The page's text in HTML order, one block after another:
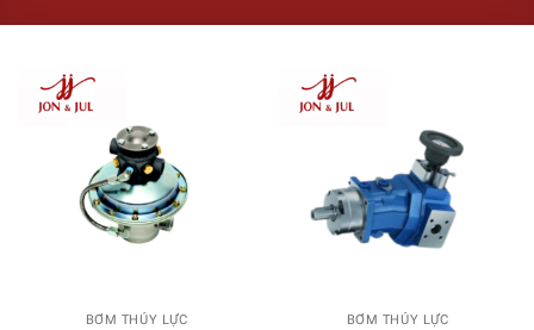
BƠM THỦY LỰC BƠM THỦY LỰC